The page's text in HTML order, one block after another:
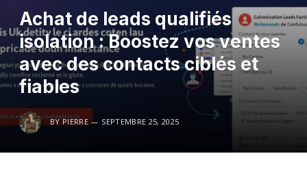
Achat de leads qualifiés
isolation : Boostez vos ventes
avec des contacts ciblés et
fiables
BY PIERRE SEPTEMBRE 25, 2025